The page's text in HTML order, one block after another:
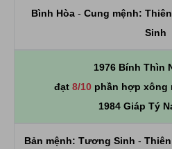
Bình Hòa - Cung mệnh:
Sinh
1976 Bính Thìn
đạt 8/10phần hợp xông
1984 Giáp Tý
Bản mệnh: Tương Sinh -